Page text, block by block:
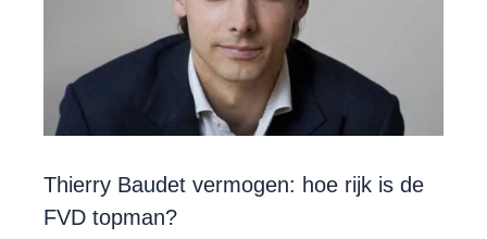
Thierry Baudet vermogen: hoe rijk is de
FVD topman?